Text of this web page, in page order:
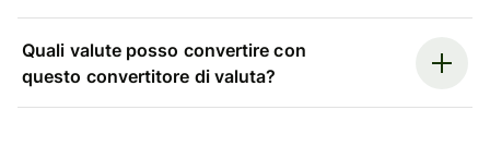
Quali valute posso convertire con
questo convertitore di valuta?